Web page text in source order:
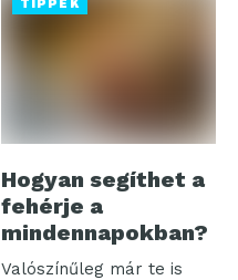
TIPPEK
Hogyan segíthet a
fehérje a
mindennapokban?
Valószínűleg már te is